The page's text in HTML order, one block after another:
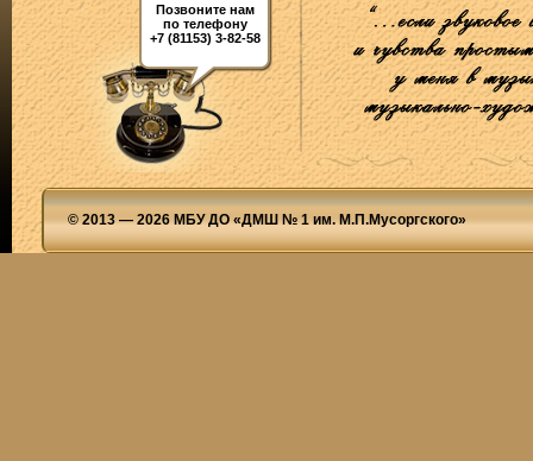
Позвоните нам
по телефону
+7 (81153) 3-82-58
© 2013 — 2026 МБУ ДО «ДМШ № 1 им. М.П.Мусоргского»